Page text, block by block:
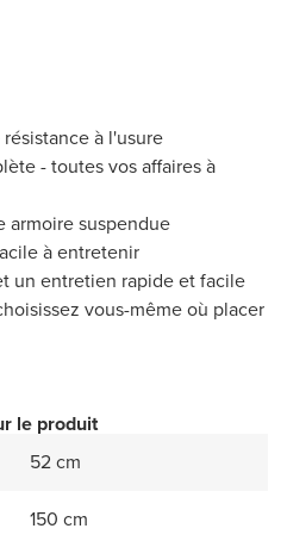
à l'usure
- toutes vos affaires à
armoire suspendue
à entretenir
un entretien rapide et facile
vous-même où placer
le produit
52 cm
150 cm